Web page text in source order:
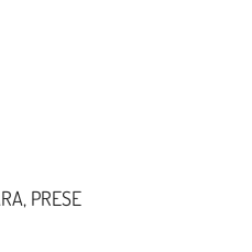
PRESE